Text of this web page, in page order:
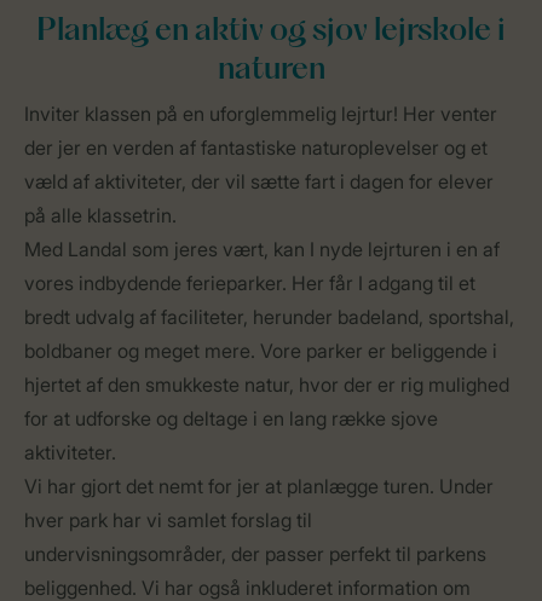
Planlæg en aktiv og sjov lejrskole i
naturen
Inviter klassen på en uforglemmelig lejrtur! Her venter
der jer en verden af fantastiske naturoplevelser og et
væld af aktiviteter, der vil sætte fart i dagen for elever
på alle klassetrin.
Med Landal som jeres vært, kan I nyde lejrturen i en af
vores indbydende ferieparker. Her får I adgang til et
bredt udvalg af faciliteter, herunder badeland, sportshal,
boldbaner og meget mere. Vore parker er beliggende i
hjertet af den smukkeste natur, hvor der er rig mulighed
for at udforske og deltage i en lang række sjove
aktiviteter.
Vi har gjort det nemt for jer at planlægge turen. Under
hver park har vi samlet forslag til
undervisningsområder, der passer perfekt til parkens
beliggenhed. Vi har også inkluderet information om